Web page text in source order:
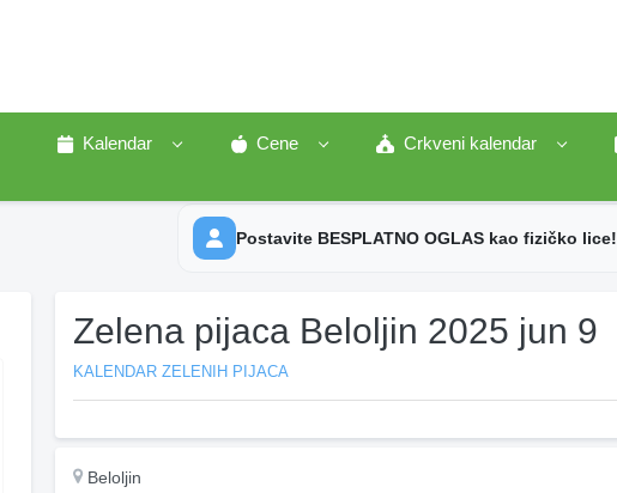
Kalendar Cene Crkveni kalendar
Postavite BESPLATNO OGLAS kao fizičko lice!
Zelena pijaca Beloljin 2025 jun 9
KALENDAR ZELENIH PIJACA
Beloljin